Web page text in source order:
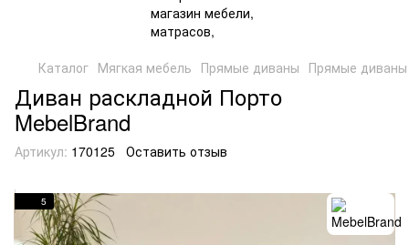
Каталог Мягкая мебель Прямые диваны Прямые диваны
Диван раскладной Порто
MebelBrand
Артикул: 170125 Оставить отзыв
5